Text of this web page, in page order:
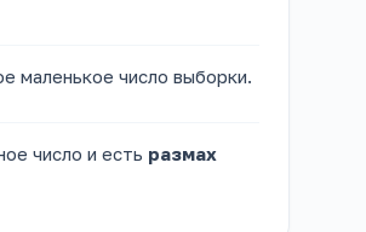
маленькое число выборки.
число и есть размах